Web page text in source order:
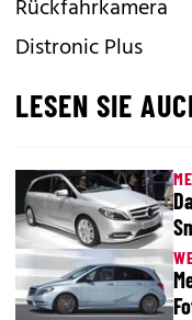
Rückfahrkamera
Distronic Plus
LESEN SIE